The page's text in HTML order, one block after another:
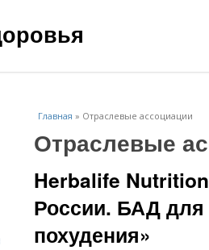
Главная » Отраслевые ассоциации
Отраслевые
Herbalife
России. БАД для
похудения»